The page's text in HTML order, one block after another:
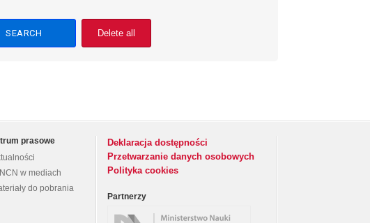
Delete all
prasowe
w mediach
do pobrania
Deklaracja dostępności
Przetwarzanie danych osobowych
Polityka cookies
Partnerzy